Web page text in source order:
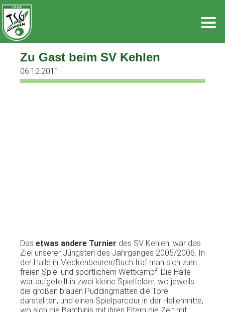
Zum
Inhalt
springen
Zu Gast beim SV Kehlen
06.12.2011
Das etwas andere Turnier des SV Kehlen, war das
Ziel unserer Jüngsten des Jahrganges 2005/2006. In
der Halle in Meckenbeuren/Buch trafman sich zum
freien Spiel und sportlichem Wettkampf. Die Halle
war aufgeteilt in zwei kleine Spielfelder, wo jeweils
die großen blauen Puddingmatten die Tore
darstellten, und einen Spielparcour in der Hallenmitte,